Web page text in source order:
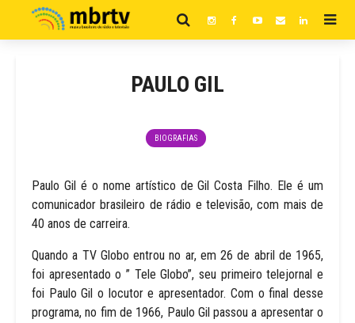
PAULO GIL
BIOGRAFIAS
Paulo Gil é o nome artístico de Gil Costa Filho. Ele é um
comunicador brasileiro de rádio e televisão, com mais de
40 anos de carreira.
Quando a TV Globo entrou no ar, em 26 de abril de 1965,
foi apresentado o ” Tele Globo”, seu primeiro telejornal e
foi Paulo Gil o locutor e apresentador. Com o final desse
programa, no fim de 1966, Paulo Gil passou a apresentar o